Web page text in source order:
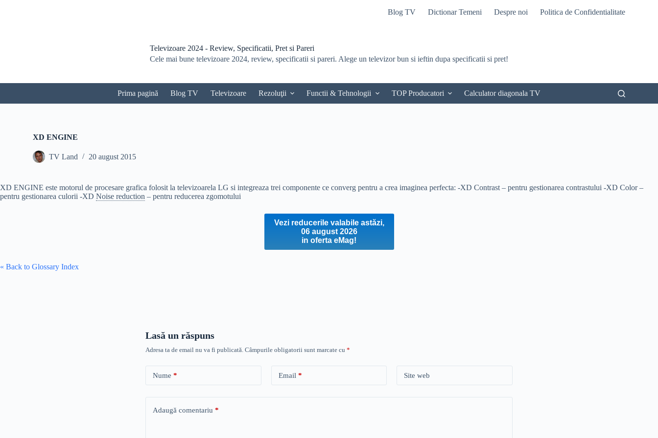
n
Blog TV Dictionar Temeni Despre noi Politica de Confidentialitate
Televizoare 2024 - Review, Specificatii, Pret si Pareri
Cele mai bune televizoare 2024, review, specificatii si pareri. Alege un televizor bun si ieftin dupa specificatii si pret!
Prima pagină Blog TV Televizoare Rezoluţii Functii & Tehnologii TOP Producatori Calculator diagonala TV
XD ENGINE
TV Land 20 august 2015
XD ENGINE este motorul de procesare grafica folosit la televizoarela LG si integreaza trei componente ce converg pentru a crea imaginea perfecta: -XD Contrast – pentru gestionarea contrastului -XD Color –
pentru gestionarea culorii -XD Noise reduction – pentru reducerea zgomotului
Vezi reducerile valabile astăzi,
06 august 2026
in oferta eMag!
« Back to Glossary Index
Lasă un răspuns
Adresa ta de email nu va fi publicată. Câmpurile obligatorii sunt marcate cu *
Nume * Email * Site web
Adaugă comentariu *